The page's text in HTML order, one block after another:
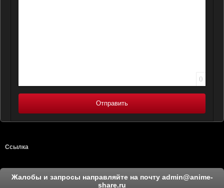
0
Отправить
Ссылка
Жалобы и запросы направляйте на почту admin@anime-
share.ru